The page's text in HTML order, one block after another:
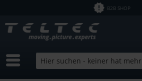
B2B SHOP